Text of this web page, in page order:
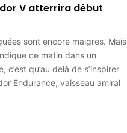
V atterrira début
sont encore maigres. Mais
ce matin dans un
c’est qu’au delà de s’inspirer
Endurance, vaisseau amiral